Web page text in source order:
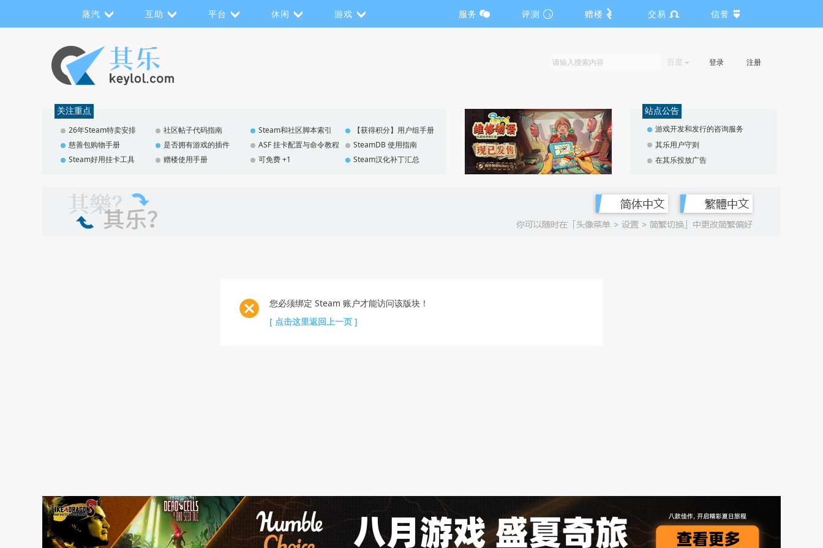
蒸汽 互助 平台 休闲 游戏 服务 评测 赠楼 交易 信誉
百度 登录 注册
关注重点
26年Steam特卖安排 社区帖子代码指南 Steam和社区脚本索引
【获得积分】用户组手册
慈善包购物手册
是否拥有游戏的插件 ASF 挂卡配置与命令教程
SteamDB 使用指南
Steam好用挂卡工具
赠楼使用手册 可免费 +1 Steam汉化补丁汇总
站点公告
游戏开发和发行的咨询服务
其乐用户守则
在其乐投放广告
您必须绑定 Steam 账户才能访问该版块！
[ 点击这里返回上一页 ]